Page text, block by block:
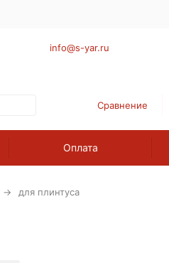
info@s-yar.ru
Сравнение
Оплата
для плинтуса